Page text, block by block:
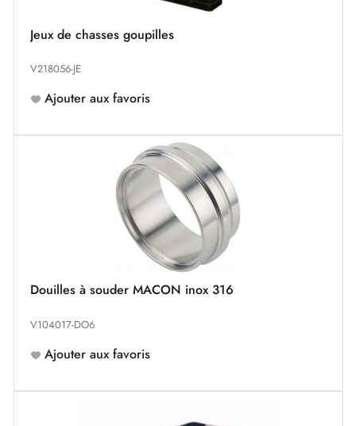
Jeux de chasses goupilles
V218056-JE
Ajouter aux favoris
Douilles à souder MACON inox 316
V104017-DO6
Ajouter aux favoris